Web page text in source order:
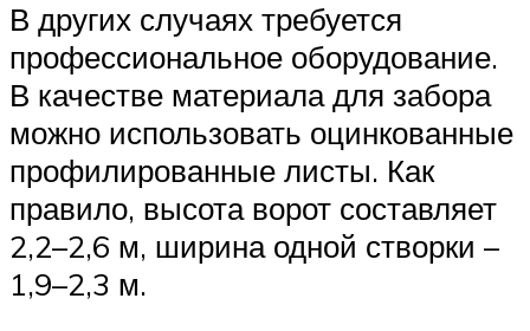
В других случаях требуется
профессиональное оборудование.
В качестве материала для забора
можно использовать оцинкованные
профилированные листы. Как
правило, высота ворот составляет
2,2–2,6 м, ширина одной створки –
1,9–2,3 м.